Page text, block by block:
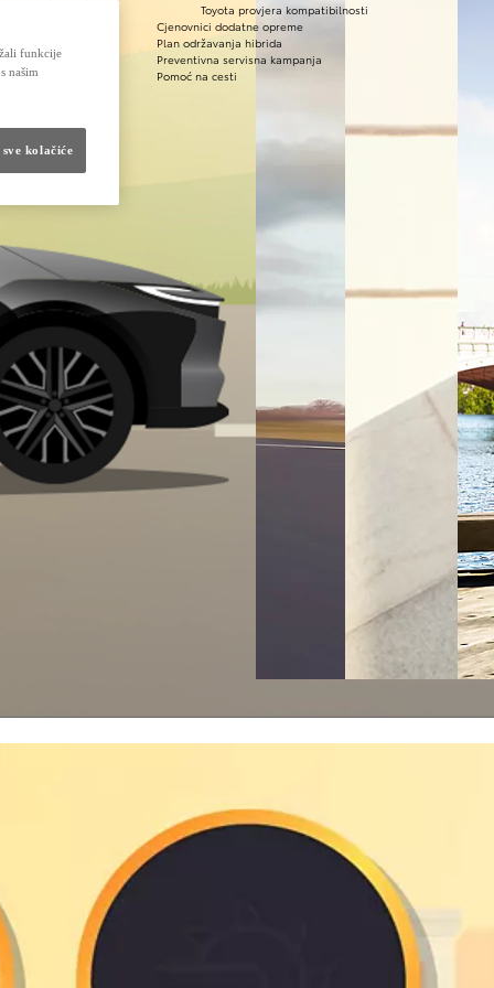
Toyota provjera kompatibilnosti
Cjenovnici dodatne opreme
Plan održavanja hibrida
Preventivna servisna kampanja
Pomoć na cesti
funkcije
našim
kolačiće